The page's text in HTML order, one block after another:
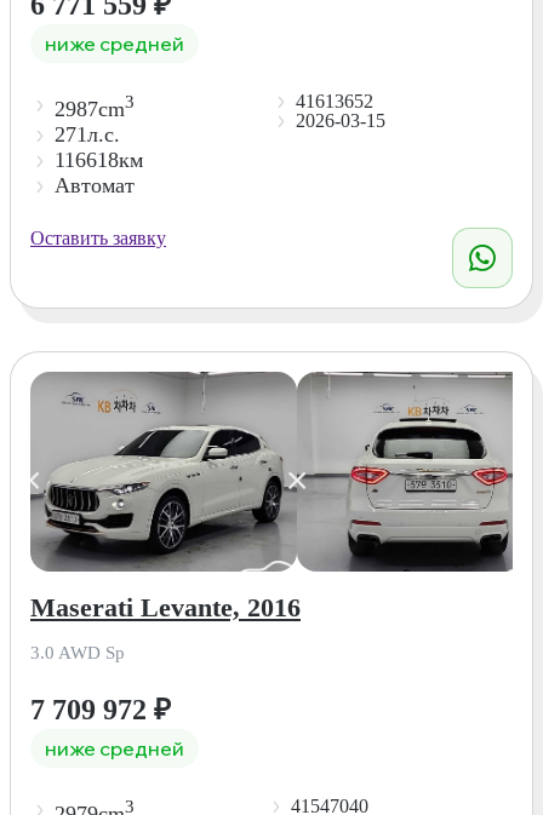
ниже средней
2987cm3
271л.с.
116618км
Автомат
41613652
2026-03-15
Оставить заявку
Maserati Levante, 2016
3.0 AWD Sp
7 709 972 ₽
ниже средней
3
41547040